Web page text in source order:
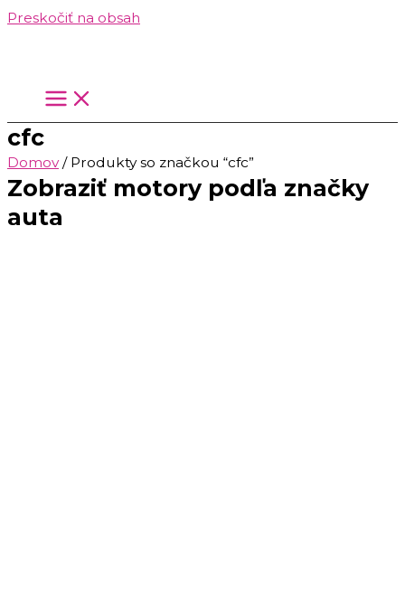
Preskočiť na obsah
cfc
Domov/ Produkty so značkou “cfc”
Zobraziť motory podľa značky
auta